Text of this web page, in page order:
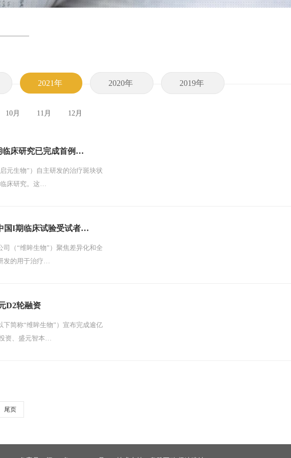
2021年
10月 11月 12月
2020年 2019年
临床研究已完成首例…
元生物”）自主研发的治疗斑块状
临床研究。这…
国I期临床试验受试者…
（“维眸生物”）聚焦差异化和全
发的用于治疗…
D2轮融资
简称“维眸生物”）宣布完成逾亿
资、盛元智本…
尾页